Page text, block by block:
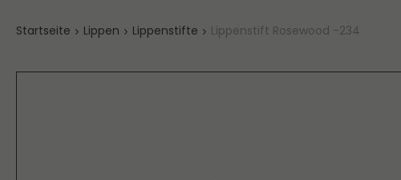
Startseite Lippen Lippenstifte Lippenstift Rosewood -234